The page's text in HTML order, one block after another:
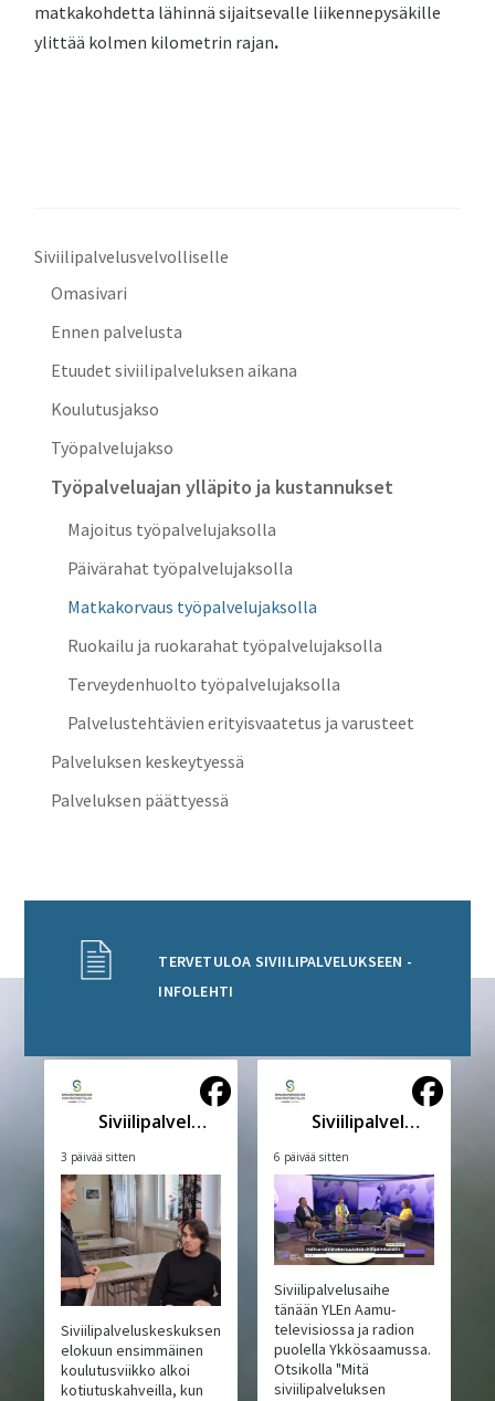
matkakohdetta lähinnä sijaitsevalle liikennepysäkille
ylittää kolmen kilometrin rajan.
Siviilipalvelusvelvolliselle
Omasivari
Ennen palvelusta
Etuudet siviilipalveluksen aikana
Koulutusjakso
Työpalvelujakso
Työpalveluajan ylläpito ja kustannukset
Majoitus työpalvelujaksolla
Päivärahat työpalvelujaksolla
Matkakorvaus työpalvelujaksolla
Ruokailu ja ruokarahat työpalvelujaksolla
Terveydenhuolto työpalvelujaksolla
Palvelustehtävien erityisvaatetus ja varusteet
Palveluksen keskeytyessä
Palveluksen päättyessä
TERVETULOA SIVIILIPALVELUKSEEN -
INFOLEHTI
Siviilipalveluskeskus
3 päivää sitten
Siviilipalveluskeskuksen
elokuun ensimmäinen
koulutusviikko alkoi
kotiutuskahveilla, kun
Siviilipalveluskeskus
6 päivää sitten
Siviilipalvelusaihe
tänään YLEn Aamu-
televisiossa ja radion
puolella Ykkösaamussa.
Otsikolla "Mitä
siviilipalveluksen